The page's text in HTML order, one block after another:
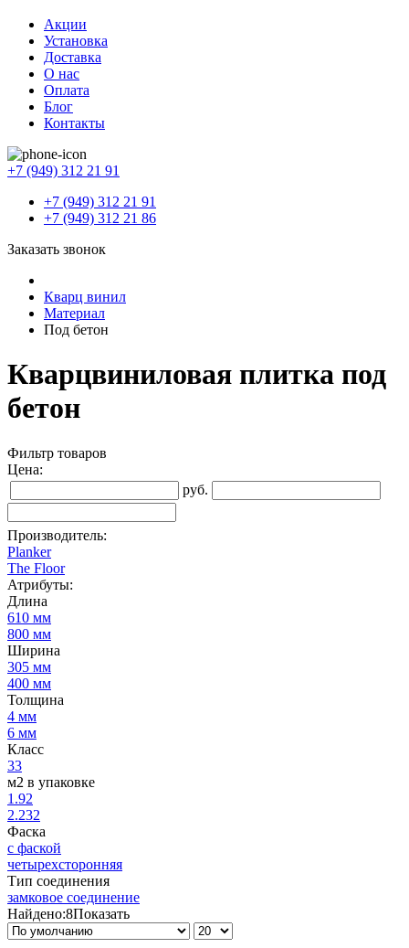
Акции
Установка
Доставка
О нас
Оплата
Блог
Контакты
+7 (949) 312 21 91
+7 (949) 312 21 91
+7 (949) 312 21 86
Заказать звонок
Кварц винил
Материал
Под бетон
Кварцвиниловая плитка под
бетон
Фильтр товаров
Цена:
руб.
Производитель:
Planker
The Floor
Атрибуты:
Длина
610 мм
800 мм
Ширина
305 мм
400 мм
Толщина
4 мм
6 мм
Класс
33
м2 в упаковке
1.92
2.232
Фаска
с фаской
четырехсторонняя
Тип соединения
замковое соединение
Найдено:8Показать